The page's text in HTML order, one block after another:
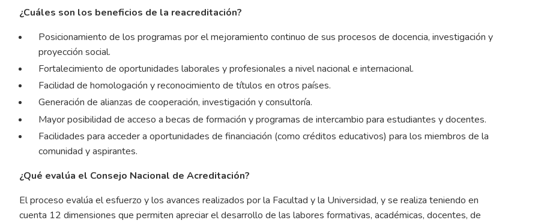
¿Cuáles son los beneficios de la reacreditación?
Posicionamiento de los programas por el mejoramiento continuo de sus procesos de docencia, investigación y
proyección social.
Fortalecimiento de oportunidades laborales y profesionales a nivel nacional e internacional.
Facilidad de homologación y reconocimiento de títulos en otros países.
Generación de alianzas de cooperación, investigación y consultoría.
Mayor posibilidad de acceso a becas de formación y programas de intercambio para estudiantes y docentes.
Facilidades para acceder a oportunidades de financiación (como créditos educativos) para los miembros de la
comunidad y aspirantes.
¿Qué evalúa el Consejo Nacional de Acreditación?
El proceso evalúa el esfuerzo y los avances realizados por la Facultad y la Universidad, y se realiza teniendo en
cuenta 12 dimensiones que permiten apreciar el desarrollo de las labores formativas, académicas, docentes, de